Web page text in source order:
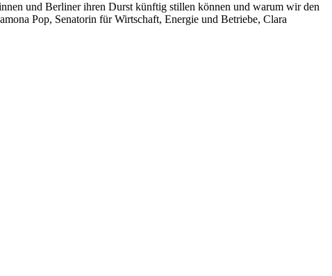
und Berliner ihren Durst künftig stillen können und warum wir den
Pop, Senatorin für Wirtschaft, Energie und Betriebe, Clara